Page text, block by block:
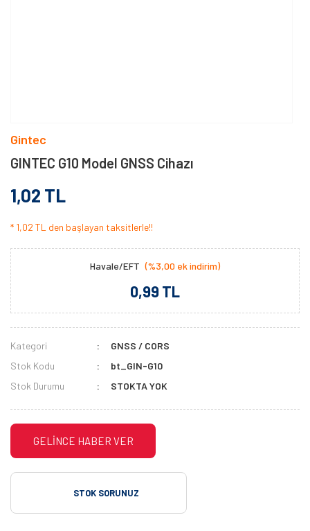
Gintec
GINTEC G10 Model GNSS Cihazı
1,02 TL
* 1,02 TL den başlayan taksitlerle!!
Havale/EFT (%3,00 ek indirim)
0,99 TL
Kategori
GNSS / CORS
Stok Kodu
bt_GIN-G10
Stok Durumu
STOKTA YOK
GELİNCE HABER VER
STOK SORUNUZ